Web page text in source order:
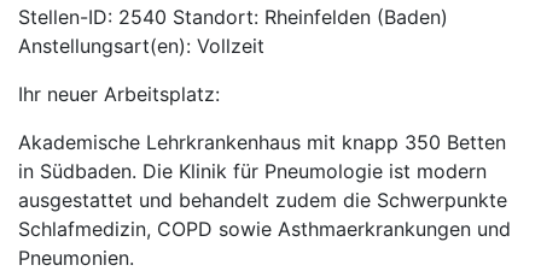
Stellen-ID: 2540 Standort: Rheinfelden (Baden)
Anstellungsart(en): Vollzeit
Ihr neuer Arbeitsplatz:
Akademische Lehrkrankenhaus mit knapp 350 Betten
in Südbaden. Die Klinik für Pneumologie ist modern
ausgestattet und behandelt zudem die Schwerpunkte
Schlafmedizin, COPD sowie Asthmaerkrankungen und
Pneumonien.